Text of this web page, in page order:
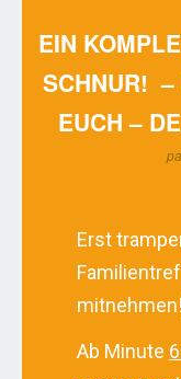
EIN
SCHNUR! –
EUCH –
Erst
Ab Minute